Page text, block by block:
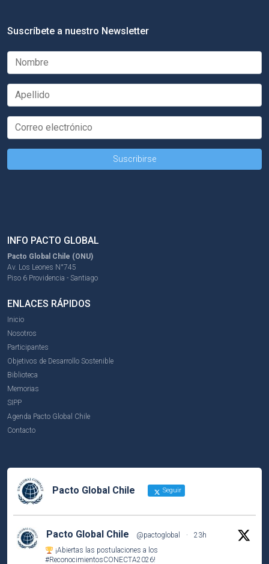
Suscríbete a nuestro Newsletter
INFO PACTO GLOBAL
Pacto Global Chile (ONU)
Av. Los Leones N°745
Piso 6 Providencia - Santiago
ENLACES RÁPIDOS
Inicio
Nosotros
Participantes
Objetivos de Desarrollo Sostenible
Biblioteca
Memorias
SIPP
Agenda Pacto Global Chile
Contacto
Pacto Global Chile Seguir
Pacto Global Chile @pactoglobal ·
23h
¡Abiertas las postulaciones a los
#ReconocimientosCONECTA2026!